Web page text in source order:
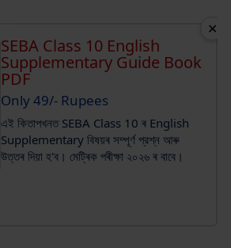
SEBA Class 10 English
Supplementary Guide Book
PDF
Only 49/- Rupees
এই কিতাপখনত SEBA Class 10 ৰ English
Supplementary বিষয়ৰ সম্পূর্ণ প্রশ্ন আৰু
উত্তৰ দিয়া হ'ব। মেট্ৰিক পৰীক্ষা ২০২৬ ৰ বাবে।
✕